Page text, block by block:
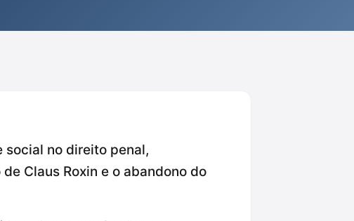
no direito penal,
Claus Roxin e o abandono do